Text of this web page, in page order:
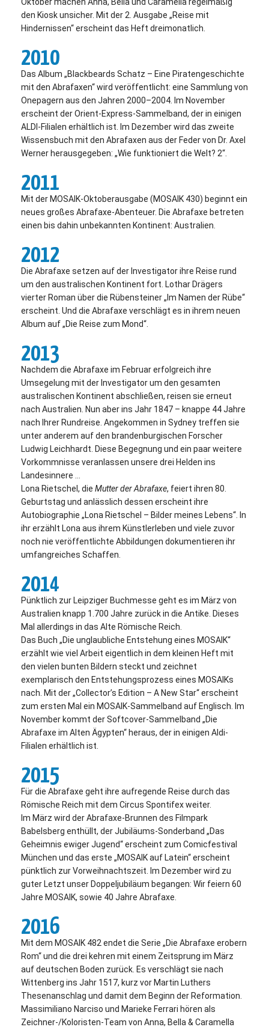
den Kiosk unsicher. Mit der 2. Ausgabe „Reise mit
Hindernissen“ erscheint das Heft dreimonatlich.
2010
Das Album „Blackbeards Schatz – Eine Piratengeschichte
mit den Abrafaxen“ wird veröffentlicht: eine Sammlung von
Onepagern aus den Jahren 2000–2004. Im November
erscheint der Orient-Express-Sammelband, der in einigen
ALDI-Filialen erhältlich ist. Im Dezember wird das zweite
Wissensbuch mit den Abrafaxen aus der Feder von Dr. Axel
Werner herausgegeben: „Wie funktioniert die Welt? 2“.
2011
Mit der MOSAIK-Oktoberausgabe (MOSAIK 430) beginnt ein
neues großes Abrafaxe-Abenteuer. Die Abrafaxe betreten
einen bis dahin unbekannten Kontinent: Australien.
2012
Die Abrafaxe setzen auf der Investigator ihre Reise rund
um den australischen Kontinent fort. Lothar Drägers
vierter Roman über die Rübensteiner „Im Namen der Rübe“
erscheint. Und die Abrafaxe verschlägt es in ihrem neuen
Album auf „Die Reise zum Mond“.
2013
Nachdem die Abrafaxe im Februar erfolgreich ihre
Umsegelung mit der Investigator um den gesamten
australischen Kontinent abschließen, reisen sie erneut
nach Australien. Nun aber ins Jahr 1847 – knappe 44 Jahre
nach Ihrer Rundreise. Angekommen in Sydney treffen sie
unter anderem auf den brandenburgischen Forscher
Ludwig Leichhardt. Diese Begegnung und ein paar weitere
Vorkommnisse veranlassen unsere drei Helden ins
Landesinnere …
Lona Rietschel, die Mutter der Abrafaxe, feiert ihren 80.
Geburtstag und anlässlich dessen erscheint ihre
Autobiographie „Lona Rietschel – Bilder meines Lebens“. In
ihr erzählt Lona aus ihrem Künstlerleben und viele zuvor
noch nie veröffentlichte Abbildungen dokumentieren ihr
umfangreiches Schaffen.
2014
Pünktlich zur Leipziger Buchmesse geht es im März von
Australien knapp 1.700 Jahre zurück in die Antike. Dieses
Mal allerdings in das Alte Römische Reich.
Das Buch „Die unglaubliche Entstehung eines MOSAIK“
erzählt wie viel Arbeit eigentlich in dem kleinen Heft mit
den vielen bunten Bildern steckt und zeichnet
exemplarisch den Entstehungsprozess eines MOSAIKs
nach. Mit der „Collector’s Edition – A New Star“ erscheint
zum ersten Mal ein MOSAIK-Sammelband auf Englisch. Im
November kommt der Softcover-Sammelband „Die
Abrafaxe im Alten Ägypten“ heraus, der in einigen Aldi-
Filialen erhältlich ist.
2015
Für die Abrafaxe geht ihre aufregende Reise durch das
Römische Reich mit dem Circus Spontifex weiter.
Im März wird der Abrafaxe-Brunnen des Filmpark
Babelsberg enthüllt, der Jubiläums-Sonderband „Das
Geheimnis ewiger Jugend“ erscheint zum Comicfestival
München und das erste „MOSAIK auf Latein“ erscheint
pünktlich zur Vorweihnachtszeit. Im Dezember wird zu
guter Letzt unser Doppeljubiläum begangen: Wir feiern 60
Jahre MOSAIK, sowie 40 Jahre Abrafaxe.
2016
Mit dem MOSAIK 482 endet die Serie „Die Abrafaxe erobern
Rom“ und die drei kehren mit einem Zeitsprung im März
auf deutschen Boden zurück. Es verschlägt sie nach
Wittenberg ins Jahr 1517, kurz vor Martin Luthers
Thesenanschlag und damit dem Beginn der Reformation.
Massimiliano Narciso und Marieke Ferrari hören als
Zeichner-/Koloristen-Team von Anna, Bella & Caramella